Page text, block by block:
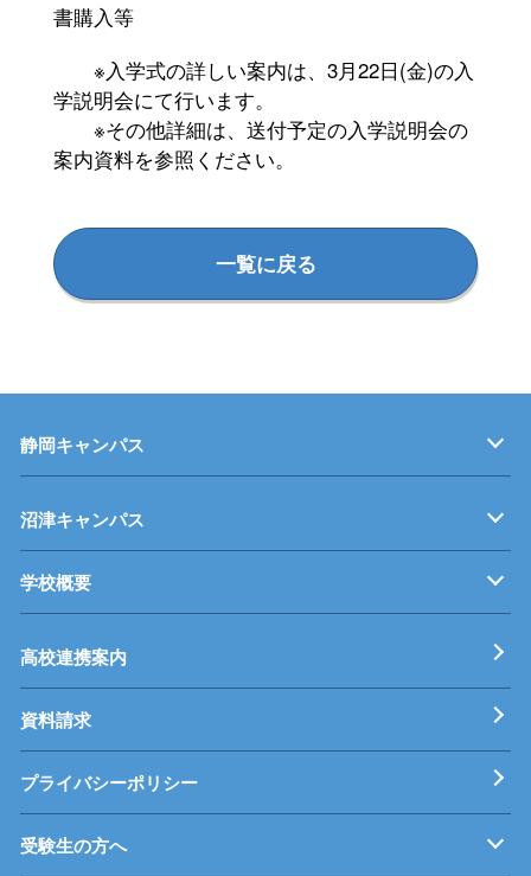
書購入等
※入学式の詳しい案内は、3月22日(金)の入
学説明会にて行います。
※その他詳細は、送付予定の入学説明会の
案内資料を参照ください。
一覧に戻る
静岡キャンパス
キャンパス紹介
機械・制御技術科
電気技術科
建築設備科
沼津キャンパス
キャンパス紹介
機械・生産技術科
電子情報技術科
情報技術科
学校概要
基本理念
校長挨拶
すうじでみる静岡県立工科短期大学校
工科短大評価委員会
高校連携案内
資料請求
プライバシーポリシー
受験生の方へ